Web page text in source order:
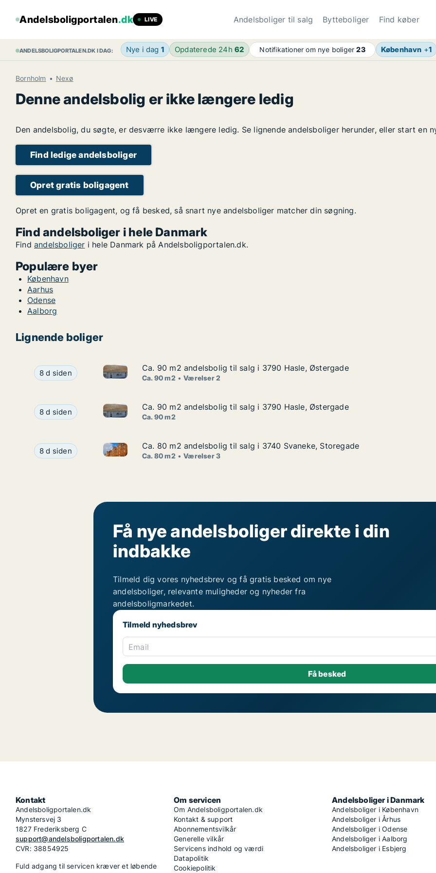
Andelsboligportalen.dk LIVE Andelsboliger til salg Bytteboliger Find køber
ANDELSBOLIGPORTALEN.DK I DAG: Nye i dag 1 Opdaterede 24h62 Notifikationer om nye boliger23 København +1
Bornholm Nexø
Denne andelsbolig er ikke længere ledig
Den andelsbolig, du søgte, er desværre ikke længere ledig. Se lignende andelsboliger herunder, eller start en
Find ledige andelsboliger
Opret gratis boligagent
Opret en gratis boligagent, og få besked, så snart nye andelsboliger matcher din søgning.
Find andelsboliger i hele Danmark
Find andelsboliger i hele Danmark på Andelsboligportalen.dk.
Populære byer
København
Aarhus
Odense
Aalborg
Lignende boliger
Ca. 90 m2 andelsbolig til salg i 3790 Hasle, Østergade
8 d siden Ca. 90 m2 andelsbolig til salg i 3790 Hasle, Østergade
Ca. 90 m2 andelsbolig til salg i 3790 Hasle, Østergade
Ca. 90 m2 andelsbolig til salg i 3790 Hasle, Østergade
Ca. 90 m2 Værelser 2
Ca. 90 m2 andelsbolig til salg i 3790 Hasle, Østergade
8 d siden Ca. 90 m2 andelsbolig til salg i 3790 Hasle, Østergade
Ca. 90 m2 andelsbolig til salg i 3790 Hasle, Østergade
Ca. 90 m2 andelsbolig til salg i 3790 Hasle, Østergade
Ca. 90 m2
Ca. 80 m2 andelsbolig til salg i 3740 Svaneke, Storegade
8 d siden Ca. 80 m2 andelsbolig til salg i 3740 Svaneke, Storegade
Ca. 80 m2 andelsbolig til salg i 3740 Svaneke, Storegade
Ca. 80 m2 andelsbolig til salg i 3740 Svaneke, Storegade
Ca. 80 m2 Værelser 3
Få nye andelsboliger direkte i din
indbakke
Tilmeld dig vores nyhedsbrev og få gratis besked om nye
andelsboliger, relevante muligheder og nyheder fra
andelsboligmarkedet.
Tilmeld nyhedsbrev
Email
Kontakt
Andelsboligportalen.dk
Mynstersvej 3
1827 Frederiksberg C
support@andelsboligportalen.dk
CVR: 38854925
Fuld adgang til servicen kræver et løbende
Om servicen
Om Andelsboligportalen.dk
Kontakt & support
Abonnementsvilkår
Generelle vilkår
Servicens indhold og værdi
Datapolitik
Cookiepolitik
Andelsboliger i Danmark
Andelsboliger i København
Andelsboliger i Århus
Andelsboliger i Odense
Andelsboliger i Aalborg
Andelsboliger i Esbjerg